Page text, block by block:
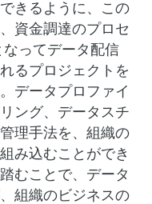
きるように、この
資金調達のプロセ
ってデータ配信
るプロジェクトを
データプロファイ
ング、データスチ
理手法を、組織の
み込むことができ
むことで、データ
組織のビジネスの